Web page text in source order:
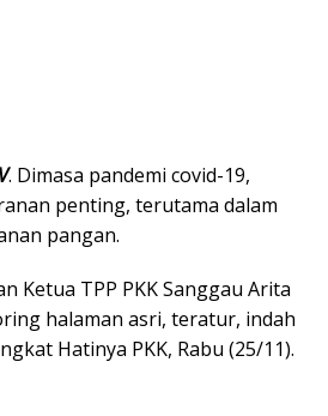
. Dimasa pandemi covid-19,
penting, terutama dalam
pangan.
Ketua TPP PKK Sanggau Arita
halaman asri, teratur, indah
Hatinya PKK, Rabu (25/11).